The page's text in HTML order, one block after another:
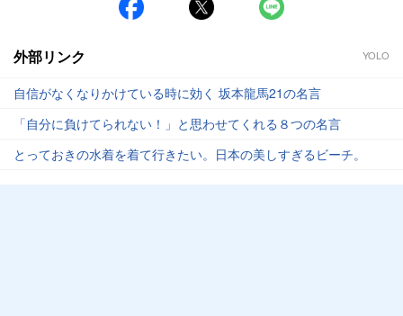
外部リンク YOLO
自信がなくなりかけている時に効く 坂本龍馬21の名言
「自分に負けてられない！」と思わせてくれる８つの名言
とっておきの水着を着て行きたい。日本の美しすぎるビーチ。